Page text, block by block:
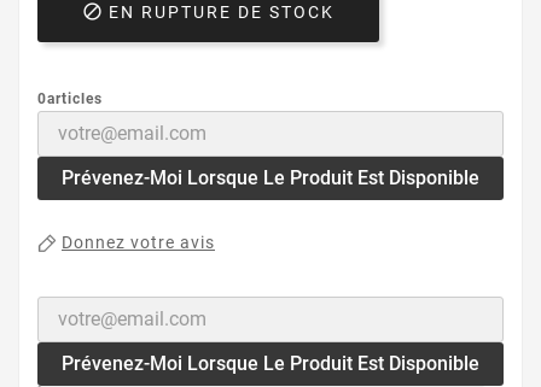
 EN RUPTURE DE STOCK
0articles
Prévenez-Moi Lorsque Le Produit Est Disponible
Donnez votre avis
Prévenez-Moi Lorsque Le Produit Est Disponible